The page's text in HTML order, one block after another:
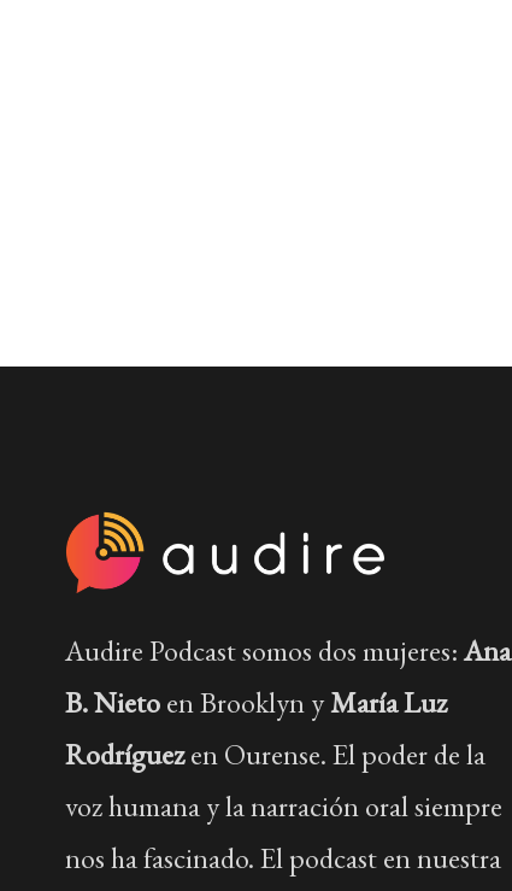
Audire Podcast somos dos mujeres:Ana
B. Nietoen Brooklyn yMaría Luz
Rodríguezen Ourense. El poder de la
voz humana y la narración oral siempre
nos ha fascinado. El podcast en nuestra